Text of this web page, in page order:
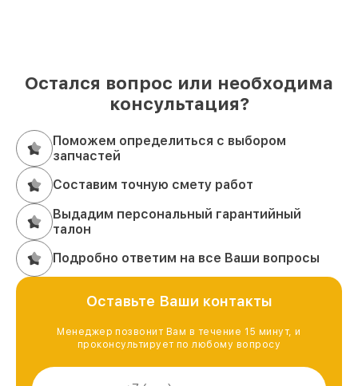
Остался вопрос или необходима
консультация?
Поможем определиться с выбором
запчастей
Составим точную смету работ
Выдадим персональный гарантийный
талон
Подробно ответим на все Ваши вопросы
Оставьте Ваши контакты
Менеджер позвонит Вам в течение 15 минут, и
проконсультирует по любому вопросу